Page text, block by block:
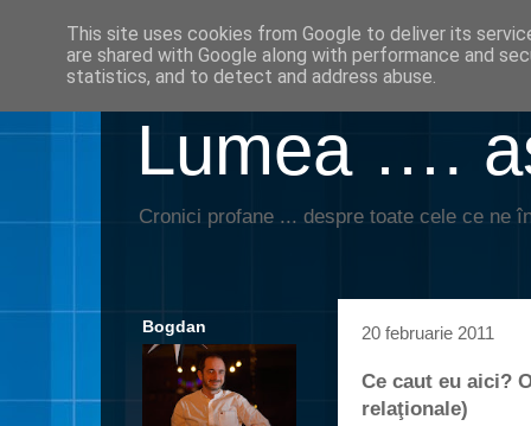
Lumea ….
Cronici profane ... despre toate cele ce ne
20 februarie 2011
Ce caut eu aici?
relaţionale)
Bogdan
This site uses cookies from Google to deliver its
are shared with Google along with performance and
statistics, and to detect and address abuse.